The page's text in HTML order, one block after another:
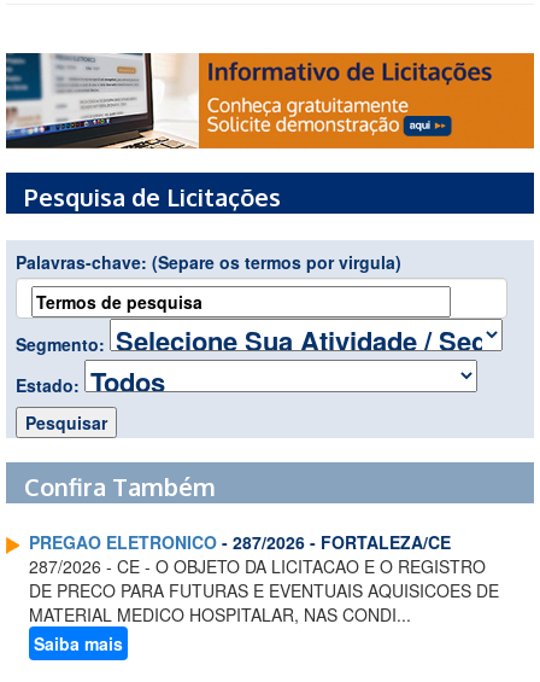
Pesquisa de Licitações
Palavras-chave: (Separe os termos por virgula)
Segmento:
Estado:
Confira Também
PREGAO ELETRONICO - 287/2026 - FORTALEZA/CE
287/2026 - CE - O OBJETO DA LICITACAO E O REGISTRO
DE PRECO PARA FUTURAS E EVENTUAIS AQUISICOES DE
MATERIAL MEDICO HOSPITALAR, NAS CONDI...
Saiba mais